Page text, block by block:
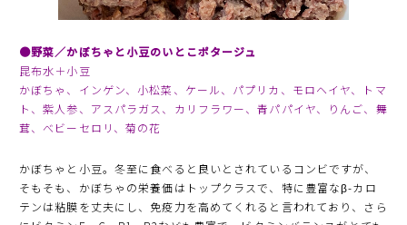
●野菜／かぼちゃと小豆のいとこポタージュ
昆布水＋小豆
かぼちゃ、インゲン、小松菜、ケール、パプリカ、モロヘイヤ、トマ
ト、紫人参、アスパラガス、カリフラワー、青パパイヤ、りんご、舞
茸、べビーセロリ、菊の花
かぼちゃと小豆。冬至に食べると良いとされているコンビですが、
そもそも、かぼちゃの栄養価はトップクラスで、特に豊富なβ-カロ
テンは粘膜を丈夫にし、免疫力を高めてくれると言われており、さら